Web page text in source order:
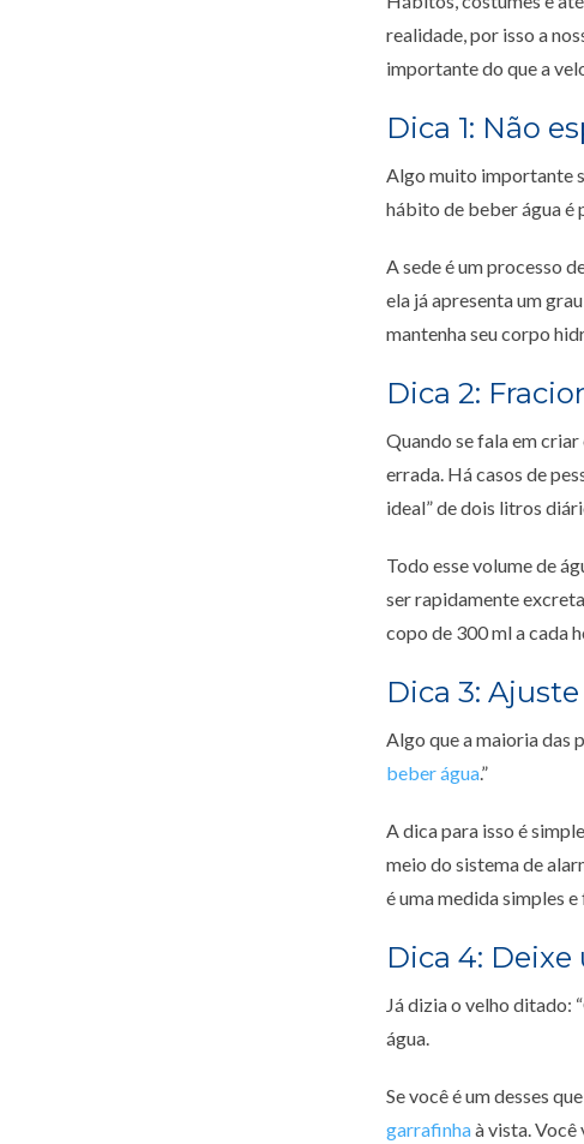
realidade, por isso a
importante do que a
Dica 1: Não
Algo muito importante
hábito de beber água é
A sede é um processo
ela já apresenta um
mantenha seu corpo
Dica 2:
Quando se fala em
errada. Há casos de
ideal” de dois litros
Todo esse volume de
ser rapidamente
copo de 300 ml a cada
Dica 3:
Algo que a maioria das
beber água.”
A dica para isso é
meio do sistema de
é uma medida simples
Dica 4:
Já dizia o velho ditado:
água.
Se você é um desses
garrafinhaà vista. Você